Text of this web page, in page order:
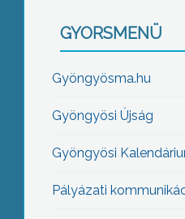
GYORSMENÜ
Gyöngyösma.hu
Gyöngyösi Újság
Gyöngyösi
Pályázati